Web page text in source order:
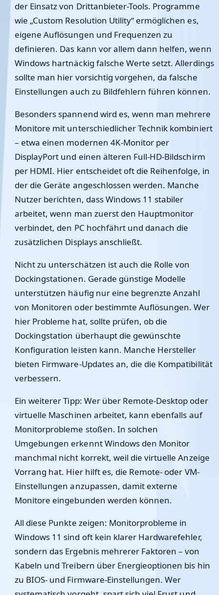
der Einsatz von Drittanbieter-Tools. Programme
wie „Custom Resolution Utility“ ermöglichen es,
eigene Auflösungen und Frequenzen zu
definieren. Das kann vor allem dann helfen, wenn
Windows hartnäckig falsche Werte setzt. Allerdings
sollte man hier vorsichtig vorgehen, da falsche
Einstellungen auch zu Bildfehlern führen können.
Besonders spannend wird es, wenn man mehrere
Monitore mit unterschiedlicher Technik kombiniert
– etwa einen modernen 4K-Monitor per
DisplayPort und einen älteren Full-HD-Bildschirm
per HDMI. Hier entscheidet oft die Reihenfolge, in
der die Geräte angeschlossen werden. Manche
Nutzer berichten, dass Windows 11 stabiler
arbeitet, wenn man zuerst den Hauptmonitor
verbindet, den PC hochfährt und danach die
zusätzlichen Displays anschließt.
Nicht zu unterschätzen ist auch die Rolle von
Dockingstationen. Gerade günstige Modelle
unterstützen häufig nur eine begrenzte Anzahl
von Monitoren oder bestimmte Auflösungen. Wer
hier Probleme hat, sollte prüfen, ob die
Dockingstation überhaupt die gewünschte
Konfiguration leisten kann. Manche Hersteller
bieten Firmware-Updates an, die die Kompatibilität
verbessern.
Ein weiterer Tipp: Wer über Remote-Desktop oder
virtuelle Maschinen arbeitet, kann ebenfalls auf
Monitorprobleme stoßen. In solchen
Umgebungen erkennt Windows den Monitor
manchmal nicht korrekt, weil die virtuelle Anzeige
Vorrang hat. Hier hilft es, die Remote- oder VM-
Einstellungen anzupassen, damit externe
Monitore eingebunden werden können.
All diese Punkte zeigen: Monitorprobleme in
Windows 11 sind oft kein klarer Hardwarefehler,
sondern das Ergebnis mehrerer Faktoren – von
Kabeln und Treibern über Energieoptionen bis hin
zu BIOS- und Firmware-Einstellungen. Wer